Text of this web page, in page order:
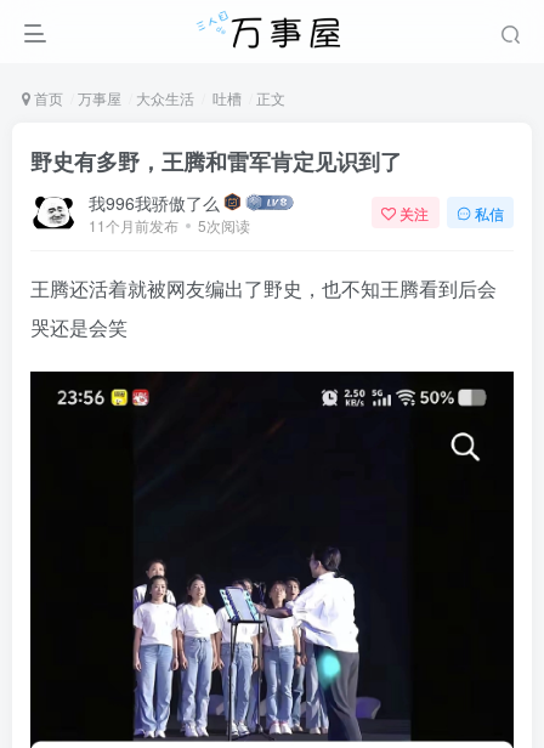
首页 万事屋 大众生活 吐槽 正文
野史有多野，王腾和雷军肯定见识到了
我996我骄傲了么
11个月前发布 5次阅读
关注 私信
王腾还活着就被网友编出了野史，也不知王腾看到后会
哭还是会笑